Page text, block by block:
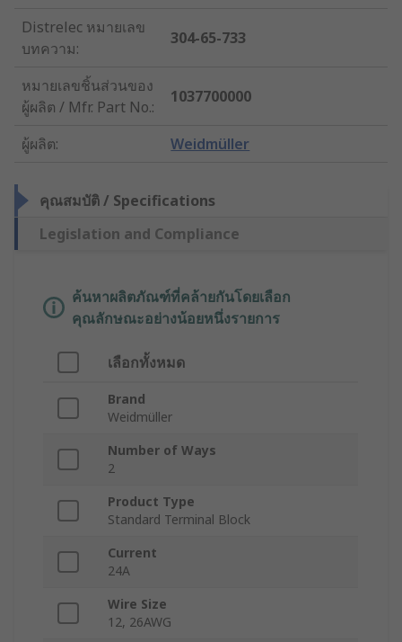
Distrelec หมายเลข
บทความ:
304-65-733
หมายเลขชิ้นส่วนของ
ผู้ผลิต / Mfr. Part No.:
1037700000
ผู้ผลิต: Weidmüller
คุณสมบัติ / Specifications
Legislation and Compliance
ค้นหาผลิตภัณฑ์ที่คล้ายกันโดยเลือก
คุณลักษณะอย่างน้อยหนึ่งรายการ
เลือกทั้งหมด
Brand
Weidmüller
Number of Ways
2
Product Type
Standard Terminal Block
Current
24A
Wire Size
12, 26AWG